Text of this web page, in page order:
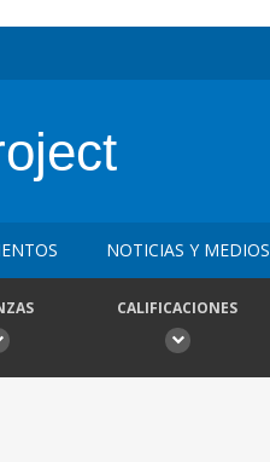
NOTICIAS Y MEDIOS
CALIFICACIONES